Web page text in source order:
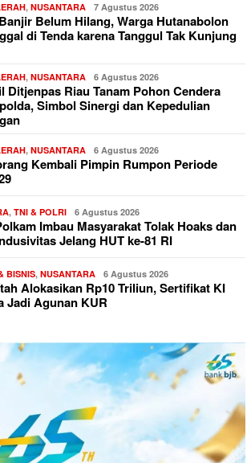
, NUSANTARA 7 Agustus 2026
Belum Hilang, Warga Hutanabolon
di Tenda karena Tanggul Tak Kunjung
, NUSANTARA 6 Agustus 2026
Ditjenpas Riau Tanam Pohon Cendera
Simbol Sinergi dan Kepedulian
, NUSANTARA 6 Agustus 2026
Kembali Pimpin Rumpon Periode
, TNI & POLRI 6 Agustus 2026
Imbau Masyarakat Tolak Hoaks dan
Jelang HUT ke-81 RI
BISNIS, NUSANTARA 6 Agustus 2026
Alokasikan Rp10 Triliun, Sertifikat KI
Jadi Agunan KUR